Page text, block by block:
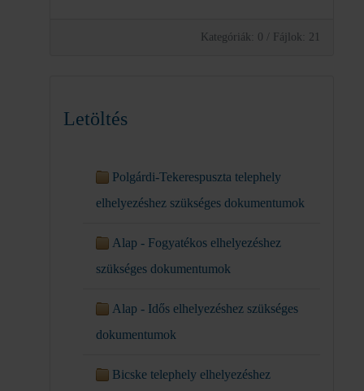
Kategóriák: 0 / Fájlok: 21
Letöltés
Polgárdi-Tekerespuszta telephely
elhelyezéshez szükséges dokumentumok
Alap - Fogyatékos elhelyezéshez
szükséges dokumentumok
Alap - Idős elhelyezéshez szükséges
dokumentumok
Bicske telephely elhelyezéshez